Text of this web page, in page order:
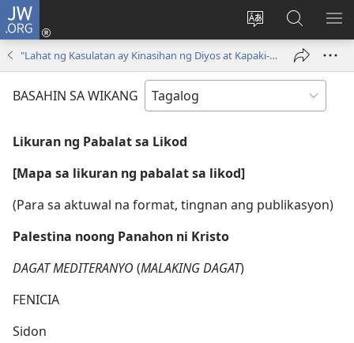
JW.ORG
Baguhin
ang
ng
Mag-
log
(may
bubukas
sa
JW.ORG
"Lahat ng Kasulatan ay Kinasihan ng Diyos at Kapaki-pakinabang"
BASAHIN SA WIKANG
Likuran ng Pabalat sa Likod
[Mapa sa likuran ng pabalat sa likod]
(Para sa aktuwal na format, tingnan ang publikasyon)
Palestina noong Panahon ni Kristo
DAGAT MEDITERANYO (MALAKING DAGAT)
FENICIA
Sidon